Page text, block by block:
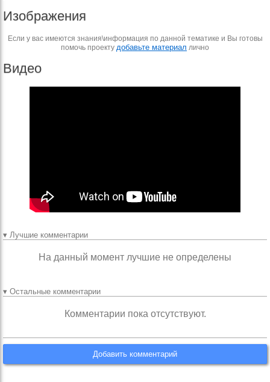
Изображения
Если у вас имеются знания\информация по данной тематике и Вы готовы
помочь проекту добавьте материал лично
Видео
▾ Лучшие комментарии
На данный момент лучшие не определены
▾ Остальные комментарии
Комментарии пока отсутствуют.
Добавить комментарий